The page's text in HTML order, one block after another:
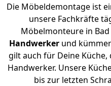
Die Möbeldemontage ist
unsere Fachkräfte
Möbelmonteure in Bad
Handwerker und
gilt auch für Deine
Handwerker. Unsere
bis zur letzten